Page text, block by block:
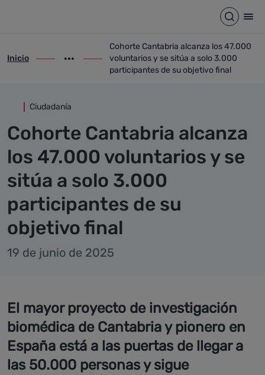
Abrir
ir-a inicio
Inicio
Mostrar opciones del camino de migas
ir-a Cohorte Cantabria alcanza los
Cohorte Cantabria alcanza los 47.000
voluntarios y se sitúa a solo 3.000
participantes de su objetivo final
Ciudadanía
Cohorte Cantabria alcanza
los 47.000 voluntarios y se
sitúa a solo 3.000
participantes de su
objetivo final
19 de junio de 2025
El mayor proyecto de investigación
biomédica de Cantabria y pionero en
España está a las puertas de llegar a
las 50.000 personas y sigue